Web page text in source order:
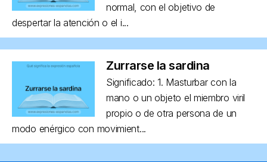
normal, con el objetivo de
despertar la atención o el i...
Zurrarse la sardina
Significado: 1. Masturbar con la
mano o un objeto el miembro viril
propio o de otra persona de un
modo enérgico con movimient...